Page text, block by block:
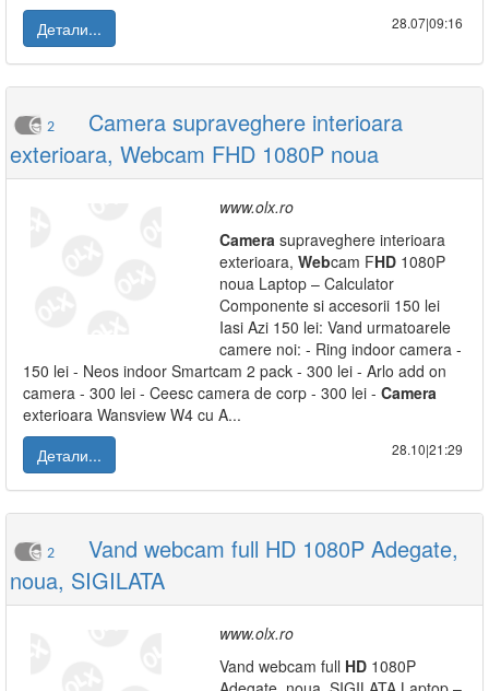
Детали...
28.07|09:16
2
Camera supraveghere interioara
exterioara, Webcam FHD 1080P noua
www.olx.ro
Camera supraveghere interioara
exterioara, Webcam FHD 1080P
noua Laptop – Calculator
Componente si accesorii 150 lei
Iasi Azi 150 lei: Vand urmatoarele
camere noi: - Ring indoor camera -
150 lei - Neos indoor Smartcam 2 pack - 300 lei - Arlo add on
camera - 300 lei - Ceesc camera de corp - 300 lei - Camera
exterioara Wansview W4 cu A...
Детали...
28.10|21:29
2
Vand webcam full HD 1080P Adegate,
noua, SIGILATA
www.olx.ro
Vand webcam full HD 1080P